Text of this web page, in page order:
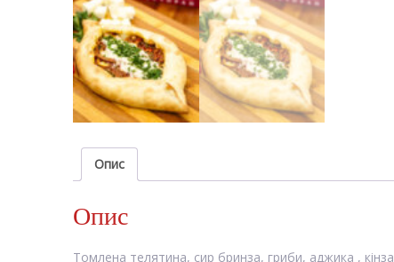
Опис
Опис
Томлена телятина, сир бринза, гриби, аджика , кінза